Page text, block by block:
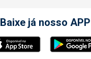
Baixe já nosso APP